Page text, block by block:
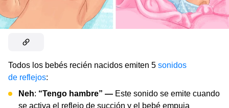
Todos los bebés recién nacidos emiten 5 sonidos
de reflejos:
Neh: “Tengo hambre” — Este sonido se emite cuando
se activa el reflejo de succión y el bebé empuja